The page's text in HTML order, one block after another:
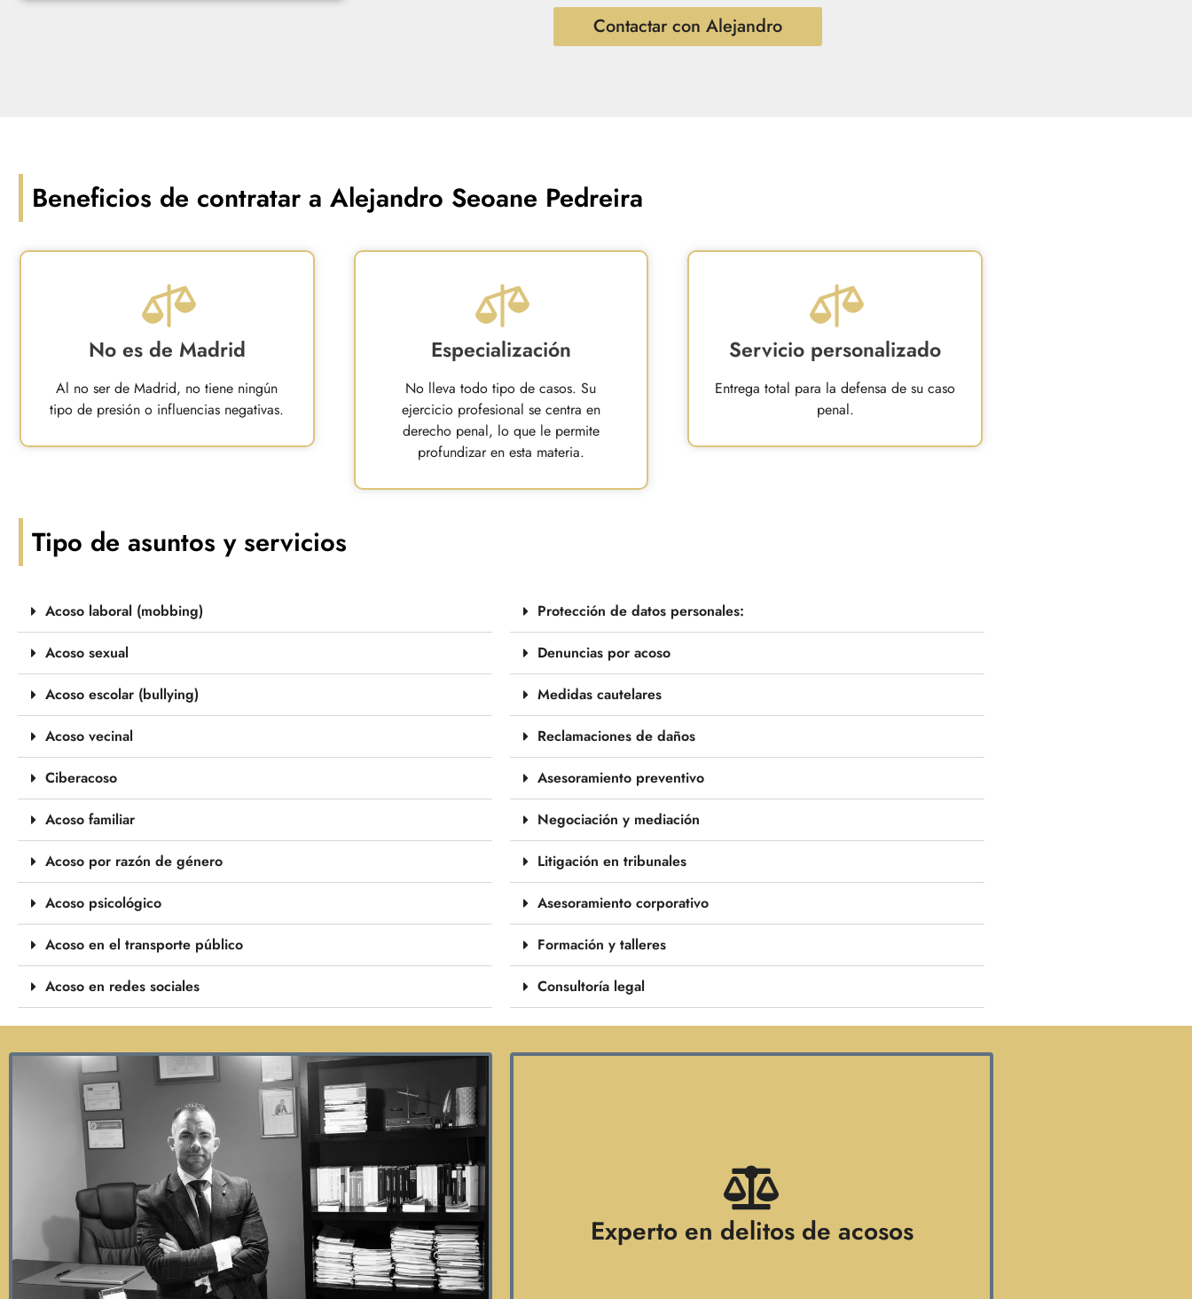
Contactar con Alejandro
Beneficios de contratar a Alejandro Seoane Pedreira
No es de Madrid
Al no ser de Madrid, no tiene ningún
tipo de presión o influencias negativas.
Especialización
No lleva todo tipo de casos. Su
ejercicio profesional se centra en
derecho penal, lo que le permite
profundizar en esta materia.
Servicio personalizado
Entrega total para la defensa de su caso
penal.
Tipo de asuntos y servicios
Acoso laboral (mobbing)
Acoso sexual
Acoso escolar (bullying)
Acoso vecinal
Ciberacoso
Acoso familiar
Acoso por razón de género
Acoso psicológico
Acoso en el transporte público
Acoso en redes sociales
Protección de datos personales:
Denuncias por acoso
Medidas cautelares
Reclamaciones de daños
Asesoramiento preventivo
Negociación y mediación
Litigación en tribunales
Asesoramiento corporativo
Formación y talleres
Consultoría legal
Experto en delitos de acosos